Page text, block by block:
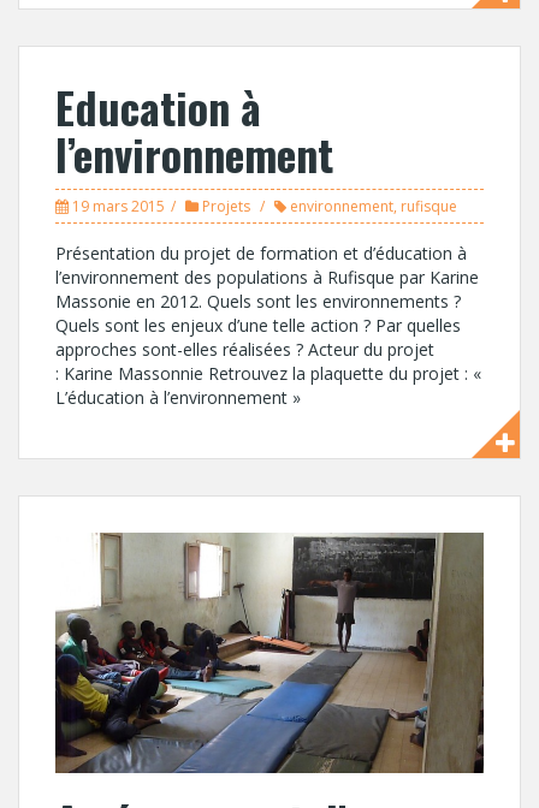
Education à
l’environnement
19 mars 2015 Projets environnement, rufisque
Présentation du projet de formation et d’éducation à
l’environnement des populations à Rufisque par Karine
Massonie en 2012. Quels sont les environnements ?
Quels sont les enjeux d’une telle action ? Par quelles
approches sont-elles réalisées ? Acteur du projet
: Karine Massonnie Retrouvez la plaquette du projet : «
L’éducation à l’environnement »